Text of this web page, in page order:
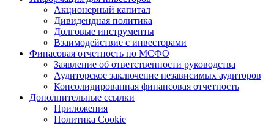
Акционерный капитал
Дивидендная политика
Долговые инструменты
Взаимодействие с инвеcторами
Финасовая отчетность по МСФО
Заявление об ответственности руководства
Аудиторское заключение независимых аудиторов
Консолидированная финансовая отчетность
Дополнительные ссылки
Приложения
Политика Cookie